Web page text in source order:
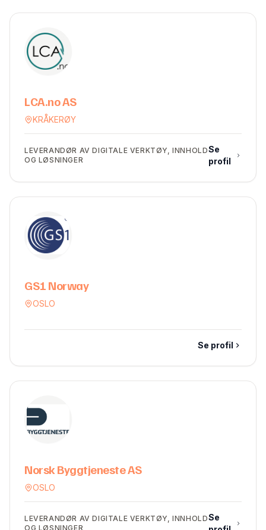
LCA.no AS
KRÅKERØY
LEVERANDØR AV DIGITALE VERKTØY, INNHOLD
OG LØSNINGER
Se
profil
GS1 Norway
OSLO
Se profil
Norsk Byggtjeneste AS
OSLO
LEVERANDØR AV DIGITALE VERKTØY, INNHOLD
OG LØSNINGER
Se